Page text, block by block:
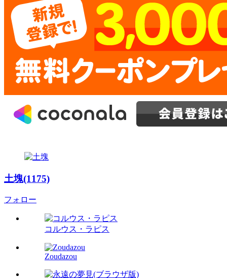
土塊(1175)
フォロー
コルウス・ラピス
Zoudazou